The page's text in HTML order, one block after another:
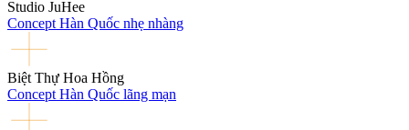
Studio JuHee
Concept Hàn Quốc nhẹ nhàng
Biệt Thự Hoa Hồng
Concept Hàn Quốc lãng mạn